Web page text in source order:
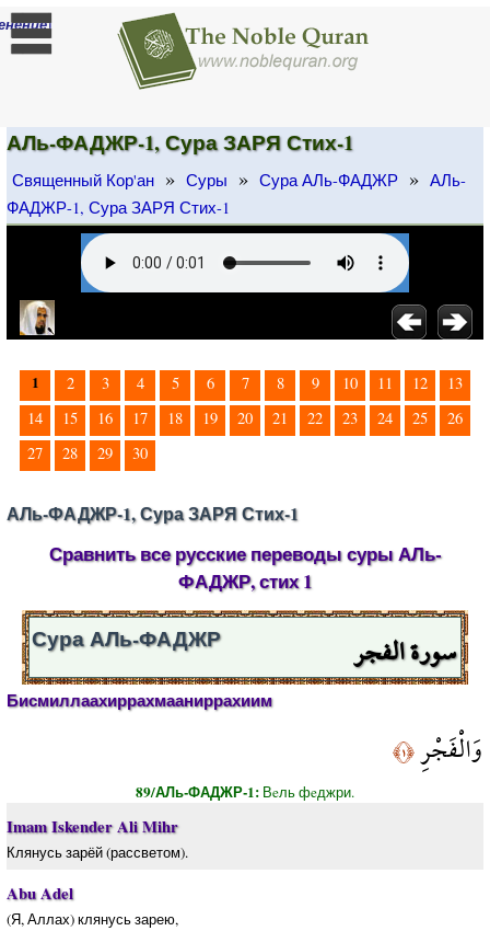
]
АЛь-ФАДЖР-1, Сура ЗАРЯ Стих-1
Священный Кор'ан » Суры » Сура АЛь-ФАДЖР » АЛь-
ФАДЖР-1, Сура ЗАРЯ Стих-1
1 2 3 4 5 6 7 8 9 10 11 12
13
14
15 16 17 18 19 20 21 22 23 24 25
26
27
28 29 30
АЛь-ФАДЖР-1, Сура ЗАРЯ Стих-1
Сравнить все русские переводы суры АЛь-
ФАДЖР, стих 1
سورة الفجر Сура АЛь-ФАДЖР
Бисмиллаахиррахмааниррахиим
وَالْفَجْرِ﴿١﴾
89/АЛь-ФАДЖР-1: Вeль фeджри.
Imam Iskender Ali Mihr
Клянусь зарёй (рассветом).
Abu Adel
(Я, Аллах) клянусь зарею,